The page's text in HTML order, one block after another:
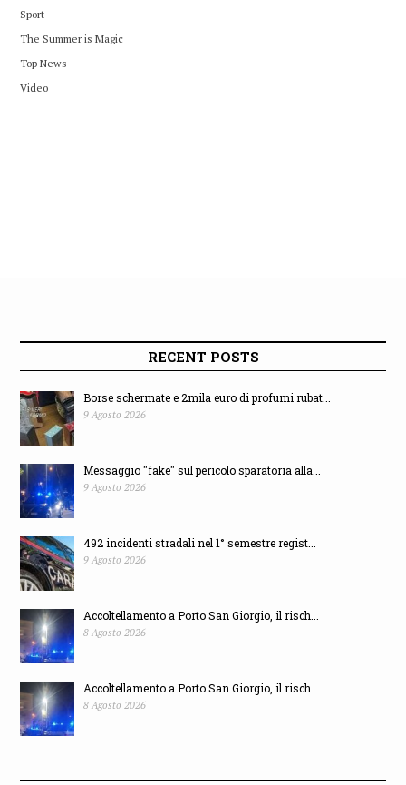
Sport
The Summer is Magic
Top News
Video
RECENT POSTS
Borse schermate e 2mila euro di profumi rubat...
9 Agosto 2026
Messaggio "fake" sul pericolo sparatoria alla...
9 Agosto 2026
492 incidenti stradali nel 1° semestre regist...
9 Agosto 2026
Accoltellamento a Porto San Giorgio, il risch...
8 Agosto 2026
Accoltellamento a Porto San Giorgio, il risch...
8 Agosto 2026